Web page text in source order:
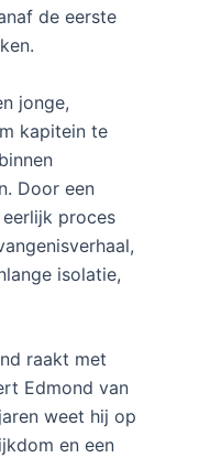
de eerste
jonge,
kapitein te
Door een
proces
isolatie,
raakt met
Edmond van
weet hij op
en een